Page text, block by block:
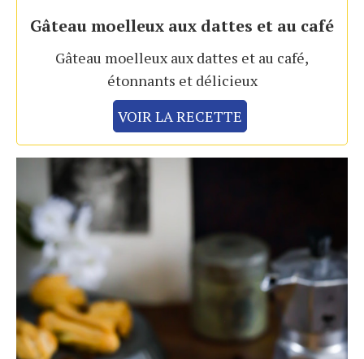
Gâteau moelleux aux dattes et au café
Gâteau moelleux aux dattes et au café,
étonnants et délicieux
VOIR LA RECETTE